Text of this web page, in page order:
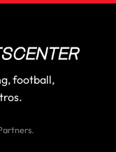
football,
.